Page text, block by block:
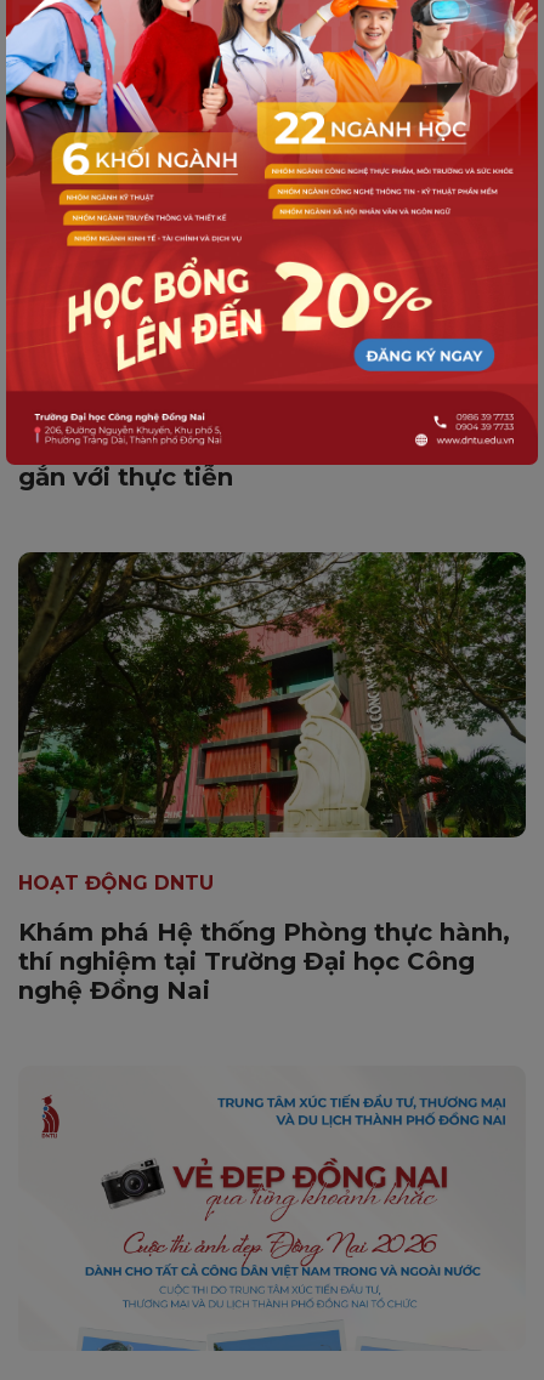
gắn với thực tiễn
Phần 1 | 760+ đối tác doanh nghiệp –
DNTU xây dựng hệ sinh thái đào tạo
gắn với thực tiễn
HOẠT ĐỘNG DNTU
Khám phá Hệ thống Phòng thực hành,
thí nghiệm tại Trường Đại học Công
nghệ Đồng Nai